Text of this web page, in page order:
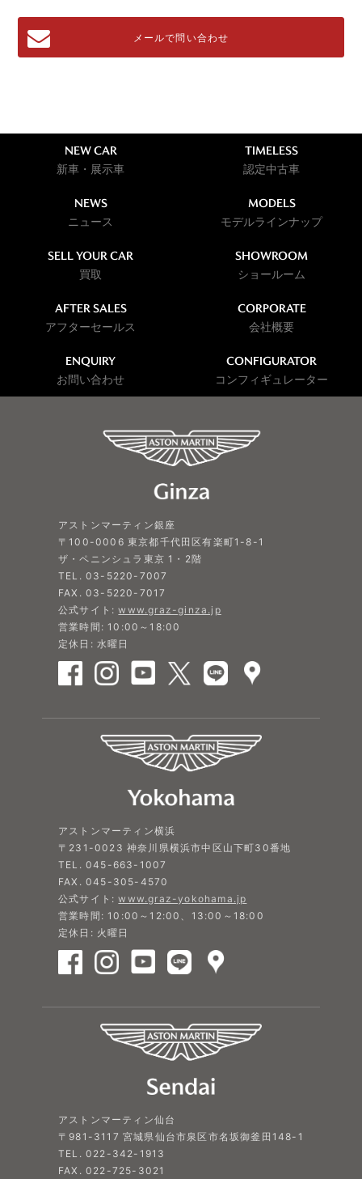
メールで問い合わせ
NEW CAR
新車・展示車
TIMELESS
認定中古車
NEWS
ニュース
MODELS
モデルラインナップ
SELL YOUR CAR
買取
SHOWROOM
ショールーム
AFTER SALES
アフターセールス
CORPORATE
会社概要
ENQUIRY
お問い合わせ
CONFIGURATOR
コンフィギュレーター
アストンマーティン銀座
〒100-0006 東京都千代田区有楽町1-8-1
ザ・ペニンシュラ東京 1・2階
TEL. 03-5220-7007
FAX. 03-5220-7017
公式サイト:www.graz-ginza.jp
営業時間: 10:00～18:00
定休日: 水曜日
アストンマーティン横浜
〒231-0023 神奈川県横浜市中区山下町30番地
TEL. 045-663-1007
FAX. 045-305-4570
公式サイト:www.graz-yokohama.jp
営業時間: 10:00～12:00、13:00～18:00
定休日: 火曜日
アストンマーティン仙台
〒981-3117 宮城県仙台市泉区市名坂御釜田148-1
TEL. 022-342-1913
FAX. 022-725-3021